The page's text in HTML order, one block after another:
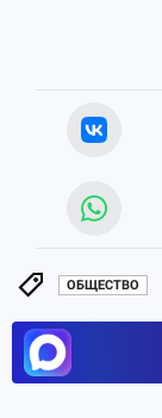
ОБЩЕСТВО